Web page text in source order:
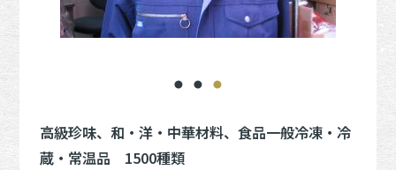
高級珍味、和・洋・中華材料、食品一般冷凍・冷
蔵・常温品 1500種類